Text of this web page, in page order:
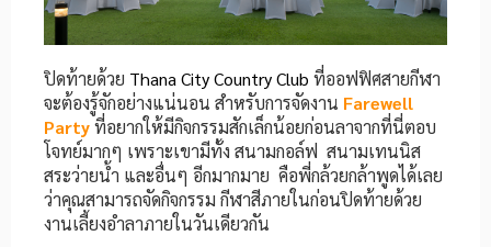
ปิดท้ายด้วย Thana City Country Club ที่ออฟฟิศสายกีฬา
จะต้องรู้จักอย่างแน่นอน สำหรับการจัดงาน Farewell
Partyที่อยากให้มีกิจกรรมสักเล็กน้อยก่อนลาจากที่นี่ตอบ
โจทย์มากๆ เพราะเขามีทั้ง สนามกอล์ฟ สนามเทนนิส
สระว่ายน้ำ และอื่นๆ อีกมากมาย คือพี่กล้วยกล้าพูดได้เลย
ว่าคุณสามารถจัดกิจกรรม กีฬาสีภายในก่อนปิดท้ายด้วย
งานเลี้ยงอำลาภายในวันเดียวกัน